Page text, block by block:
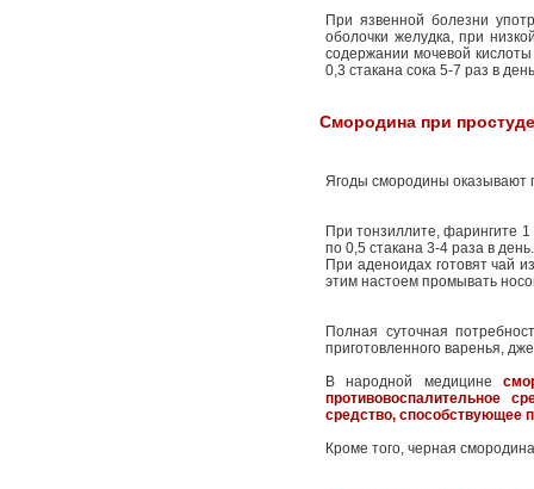
При язвенной болезни
оболочки желудка, при
содержании мочевой
0,3 стакана сока 5-7 раз в
Смородина при простуде
Ягоды смородины оказывают
При тонзиллите, фарингите
по 0,5 стакана 3-4 раза в день.
При аденоидах готовят чай
этим настоем промывать
Полная суточная
приготовленного варенья,
В народной медицине
противовоспалительное
средство, способствующее
Кроме того, черная